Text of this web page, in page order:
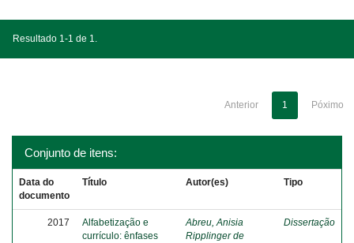
Resultado 1-1 de 1.
Anterior 1 Póximo
Conjunto de itens:
Data do
documento
Título Autor(es) Tipo
2017
Alfabetização e
currículo: ênfases
Abreu, Anisia
Ripplinger de
Dissertação